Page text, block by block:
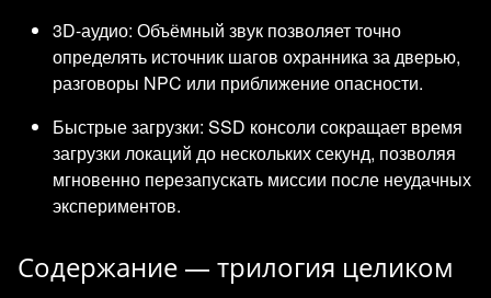
3D-аудио: Объёмный звук позволяет точно
определять источник шагов охранника за дверью,
разговоры NPC или приближение опасности.
Быстрые загрузки: SSD консоли сокращает время
загрузки локаций до нескольких секунд, позволяя
мгновенно перезапускать миссии после неудачных
экспериментов.
Содержание — трилогия целиком